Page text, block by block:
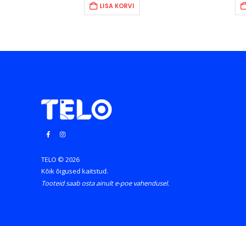
18.90€.
LISA KORVI
TELO © 2026
Kõik õigused kaitstud.
Tooteid saab osta ainult e-poe vahendusel.